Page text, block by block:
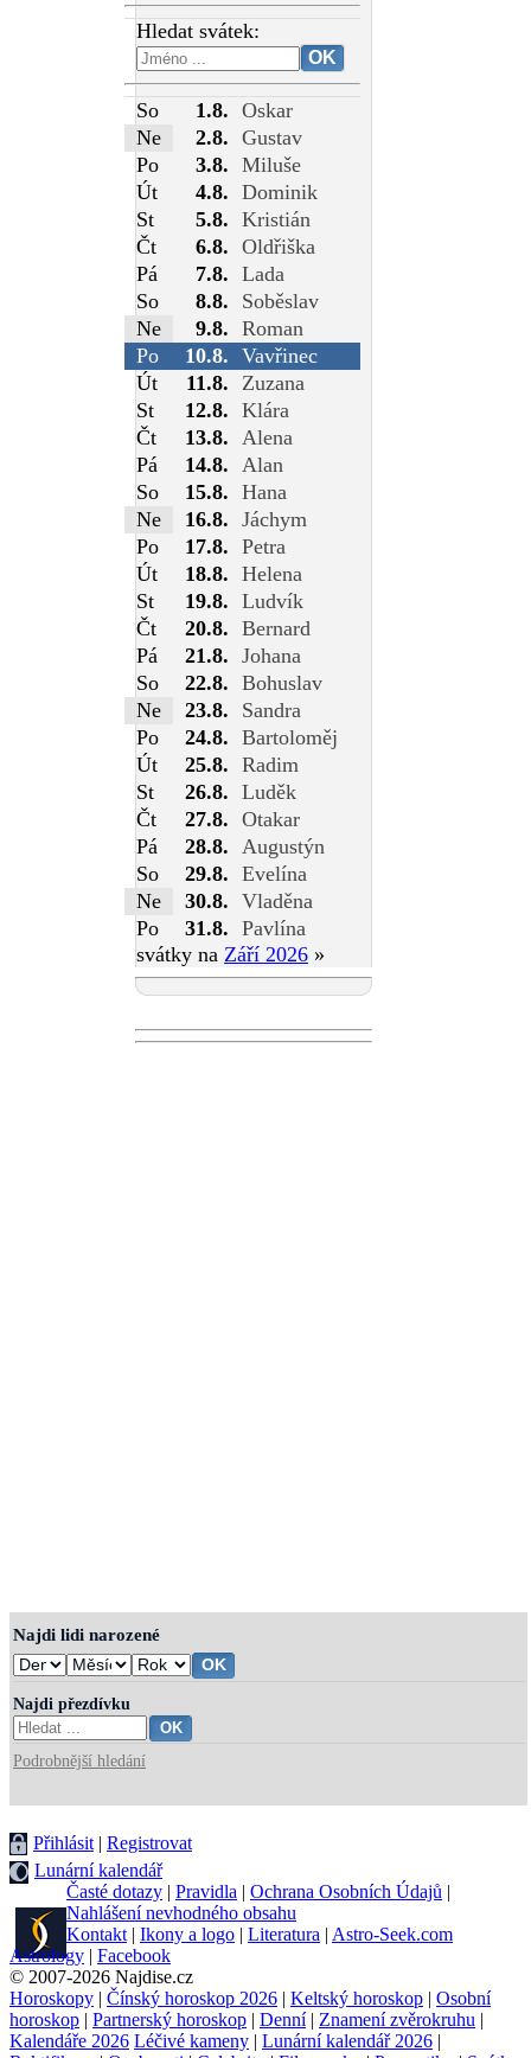
Hledat svátek:
So 1.8. Oskar
Ne
2.8. Gustav
Po
3.8. Miluše
Út
4.8. Dominik
St
5.8. Kristián
Čt
6.8. Oldřiška
Pá
7.8. Lada
So
8.8.
Soběslav
Ne
9.8. Roman
Po
10.8. Vavřinec
Út
11.8.
Zuzana
St
12.8. Klára
Čt
13.8.
Alena
Pá
14.8.
Alan
So
15.8. Hana
Ne
16.8. Jáchym
Po
17.8. Petra
Út
18.8. Helena
St
19.8. Ludvík
Čt
20.8. Bernard
Pá
21.8. Johana
So
22.8. Bohuslav
Ne
23.8.
Sandra
Po
24.8. Bartoloměj
Út
25.8. Radim
St
26.8. Luděk
Čt
27.8. Otakar
Pá
28.8.
Augustýn
So
29.8. Evelína
Ne
30.8. Vladěna
Po
31.8. Pavlína
svátky na Září 2026 »
Najdi lidi narozené
Najdi přezdívku
Podrobnější hledání
Přihlásit | Registrovat
Lunární kalendář
Časté dotazy | Pravidla | Ochrana Osobních Údajů |
Nahlášení nevhodného obsahu
Kontakt | Ikony a logo | Literatura | Astro-Seek.com
Astrology | Facebook
© 2007-2026 Najdise.cz
Horoskopy | Čínský horoskop 2026 | Keltský horoskop | Osobní
horoskop | Partnerský horoskop | Denní| Znamení zvěrokruhu |
Kalendáře 2026 Léčivé kameny | Lunární kalendář 2026 |